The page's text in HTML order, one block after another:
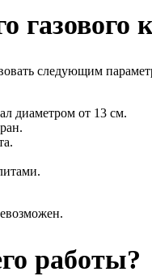
газового
следующим
диаметром от 13 см.
работы?